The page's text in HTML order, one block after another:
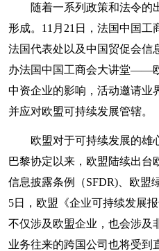
随着一系列政策和法令的
形成。11月21日，法国中国工
法国代表处以及中国贸促会信
办法国中国工商会大讲堂——
中资企业的影响，活动邀请业
并应对欧盟可持续发展管辖。
欧盟对于可持续发展的雄
巴黎协定以来，欧盟陆续出台
信息披露条例（SFDR)、欧盟
5日，欧盟《企业可持续发展
不仅涉及欧盟企业，也会涉及
业务往来的跨国公司也将受到